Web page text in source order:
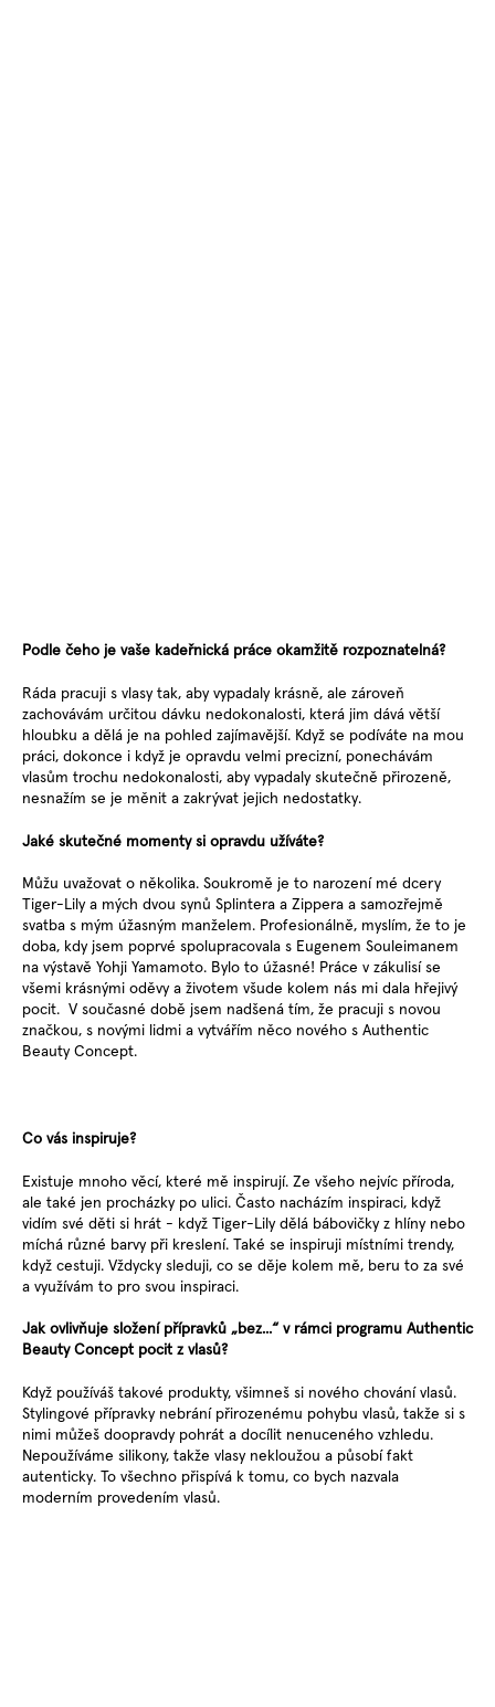
Podle čeho je vaše kadeřnická práce okamžitě rozpoznatelná?
Ráda pracuji s vlasy tak, aby vypadaly krásně, ale zároveň
zachovávám určitou dávku nedokonalosti, která jim dává větší
hloubku a dělá je na pohled zajímavější. Když se podíváte na mou
práci, dokonce i když je opravdu velmi precizní, ponechávám
vlasům trochu nedokonalosti, aby vypadaly skutečně přirozeně,
nesnažím se je měnit a zakrývat jejich nedostatky.
Jaké skutečné momenty si opravdu užíváte?
Můžu uvažovat o několika. Soukromě je to narození mé dcery
Tiger-Lily a mých dvou synů Splintera a Zippera a samozřejmě
svatba s mým úžasným manželem. Profesionálně, myslím, že to je
doba, kdy jsem poprvé spolupracovala s Eugenem Souleimanem
na výstavě Yohji Yamamoto. Bylo to úžasné! Práce v zákulisí se
všemi krásnými oděvy a životem všude kolem nás mi dala hřejivý
pocit. V současné době jsem nadšená tím, že pracuji s novou
značkou, s novými lidmi a vytvářím něco nového s Authentic
Beauty Concept.
Co vás inspiruje?
Existuje mnoho věcí, které mě inspirují. Ze všeho nejvíc příroda,
ale také jen procházky po ulici. Často nacházím inspiraci, když
vidím své děti si hrát - když Tiger-Lily dělá bábovičky z hlíny nebo
míchá různé barvy při kreslení. Také se inspiruji místními trendy,
když cestuji. Vždycky sleduji, co se děje kolem mě, beru to za své
a využívám to pro svou inspiraci.
Jak ovlivňuje složení přípravků „bez...“ v rámci programu Authentic
Beauty Concept pocit z vlasů?
Když používáš takové produkty, všimneš si nového chování vlasů.
Stylingové přípravky nebrání přirozenému pohybu vlasů, takže si s
nimi můžeš doopravdy pohrát a docílit nenuceného vzhledu.
Nepoužíváme silikony, takže vlasy nekloužou a působí fakt
autenticky. To všechno přispívá k tomu, co bych nazvala
moderním provedením vlasů.